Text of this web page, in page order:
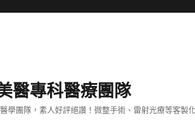
醫專科醫療團隊
學團隊，素人好評絕讚！微整手術、雷射光療等客製